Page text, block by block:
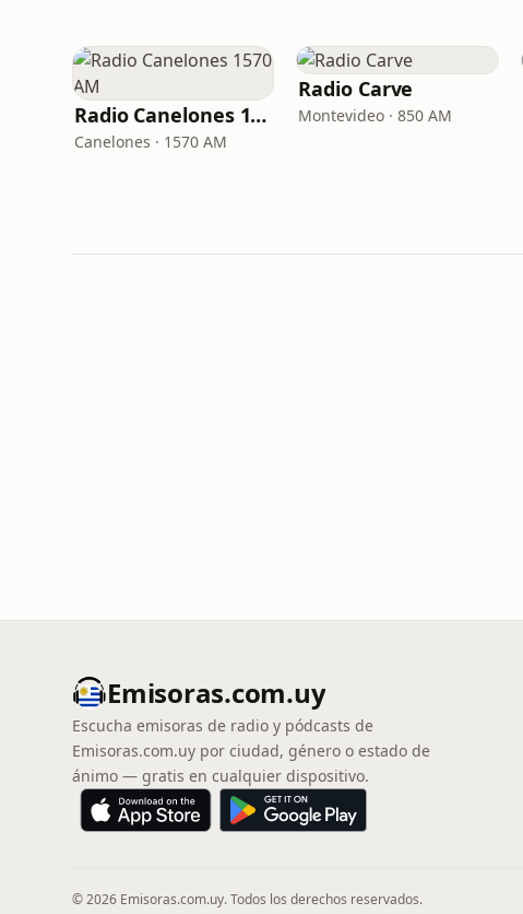
Radio Canelones 1570 AM
Canelones · 1570 AM
Radio Carve
Montevideo · 850 AM
Emisoras.com.uy
Escucha emisoras de radio y pódcasts de
Emisoras.com.uy por ciudad, género o estado de
ánimo — gratis en cualquier dispositivo.
© 2026 Emisoras.com.uy. Todos los derechos reservados.